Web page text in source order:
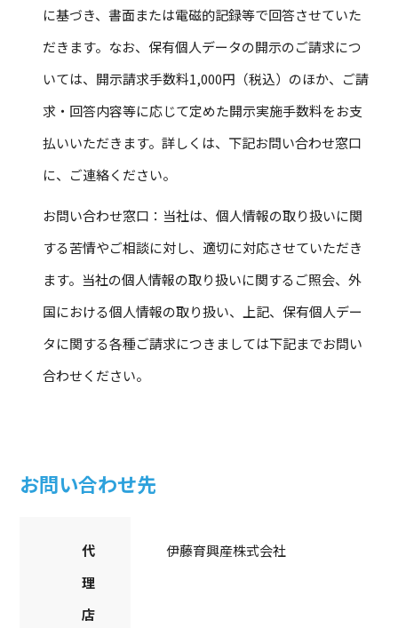
に基づき、書面または電磁的記録等で回答させていた
だきます。なお、保有個人データの開示のご請求につ
いては、開示請求手数料1,000円（税込）のほか、ご請
求・回答内容等に応じて定めた開示実施手数料をお支
払いいただきます。詳しくは、下記お問い合わせ窓口
に、ご連絡ください。
お問い合わせ窓口：当社は、個人情報の取り扱いに関
する苦情やご相談に対し、適切に対応させていただき
ます。当社の個人情報の取り扱いに関するご照会、外
国における個人情報の取り扱い、上記、保有個人デー
タに関する各種ご請求につきましては下記までお問い
合わせください。
お問い合わせ先
代
理
店
伊藤育興産株式会社